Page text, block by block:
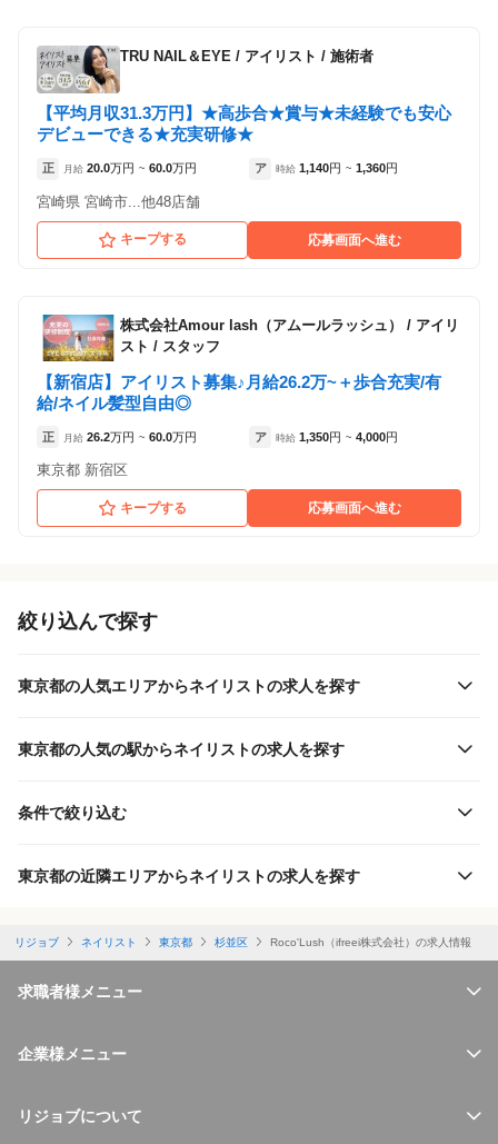
TRU NAIL＆EYE / アイリスト / 施術者
【平均月収31.3万円】★高歩合★賞与★未経験でも安心
デビューできる★充実研修★
正 月給 20.0万円 ~ 60.0万円 ア 時給 1,140円 ~ 1,360円
宮崎県 宮崎市...他48店舗
キープする 応募画面へ進む
株式会社Amour lash（アムールラッシュ） / アイリ
スト / スタッフ
【新宿店】アイリスト募集♪月給26.2万~＋歩合充実/有
給/ネイル髪型自由◎
正 月給 26.2万円 ~ 60.0万円 ア 時給 1,350円 ~ 4,000円
東京都 新宿区
キープする 応募画面へ進む
絞り込んで探す
東京都の人気エリアからネイリストの求人を探す
東京都の人気の駅からネイリストの求人を探す
条件で絞り込む
東京都の近隣エリアからネイリストの求人を探す
リジョブ ネイリスト 東京都 杉並区 Roco'Lush（ifreei株式会社）の求人情報
求職者様メニュー
企業様メニュー
リジョブについて